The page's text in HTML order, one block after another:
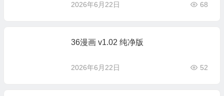
2026年6月22日 68
36漫画 v1.02 纯净版
2026年6月22日 52